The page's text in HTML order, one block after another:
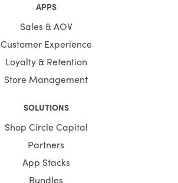
APPS
Sales & AOV
Customer Experience
Loyalty & Retention
Store Management
SOLUTIONS
Shop Circle Capital
Partners
App Stacks
Bundles